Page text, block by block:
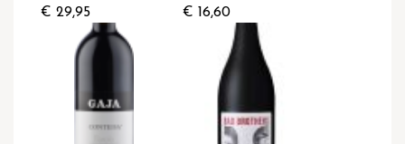
€ 29,95
€ 16,60